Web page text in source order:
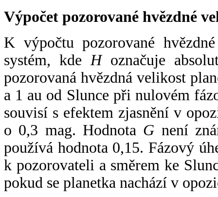
Výpočet pozorované hvězdné
K výpočtu pozorované
systém, kde Hoznačuje
pozorovaná hvězdná velikost
a 1 au od Slunce při nulovém
souvisí s efektem zjasnění v
o 0,3 mag. Hodnota G není
používá hodnota 0,15. Fázový
k pozorovateli a směrem ke
pokud se planetka nachází v